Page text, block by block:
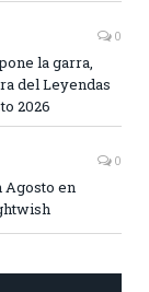
0
la garra,
del Leyendas
2026
0
Agosto en